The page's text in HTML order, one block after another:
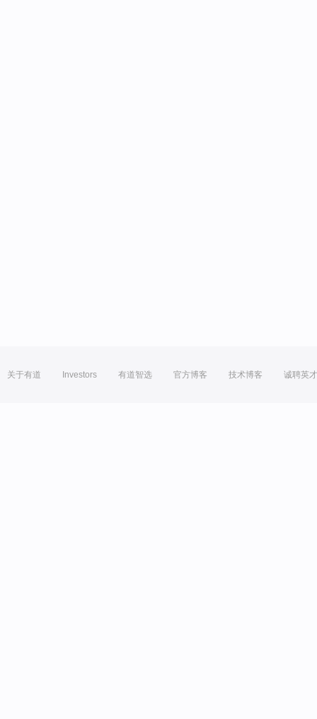
关于有道 Investors 有道智选 官方博客 技术博客 诚聘英才